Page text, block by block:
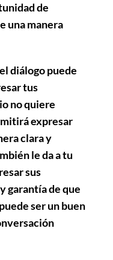
de
una manera
diálogo puede
tus
no quiere
expresar
clara y
le da a tu
sus
garantía de que
ser un buen